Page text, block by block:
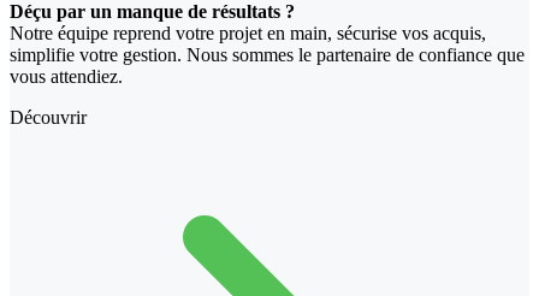
Déçu par un manque de résultats ?
Notre équipe reprend votre projet en main, sécurise vos acquis,
simplifie votre gestion. Nous sommes le partenaire de confiance que
vous attendiez.
Découvrir